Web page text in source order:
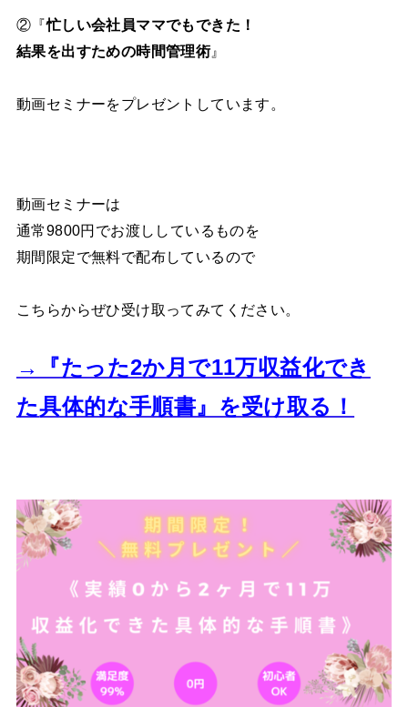
②『忙しい会社員ママでもできた！
結果を出すための時間管理術』
動画セミナーをプレゼントしています。
動画セミナーは
通常9800円でお渡ししているものを
期間限定で無料で配布しているので
こちらからぜひ受け取ってみてください。
→『たった2か月で11万収益化でき
た具体的な手順書』を受け取る！